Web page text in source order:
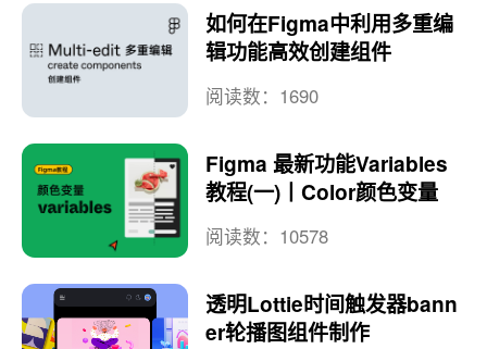
如何在Figma中利用多重编
辑功能高效创建组件
阅读数：1690
Figma 最新功能Variables
教程(一)丨Color颜色变量
阅读数：10578
透明Lottie时间触发器bann
er轮播图组件制作